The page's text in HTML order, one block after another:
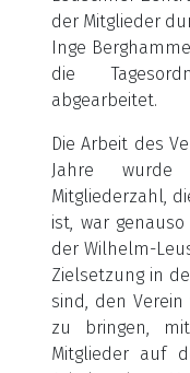
der Mitglieder
Inge
die
abgearbeitet.
Die Arbeit des
Jahre wurde
Mitgliederzahl,
ist, war
der Wilhelm-
Zielsetzung in
sind, den
zu bringen,
Mitglieder auf